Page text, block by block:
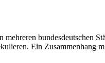
bundesdeutschen
Ein Zusammenhang